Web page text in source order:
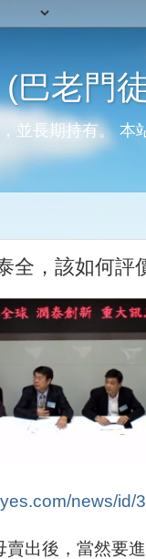
巴老門
並長期持有。
全，該如何評
news/id/
賣出後，當然要